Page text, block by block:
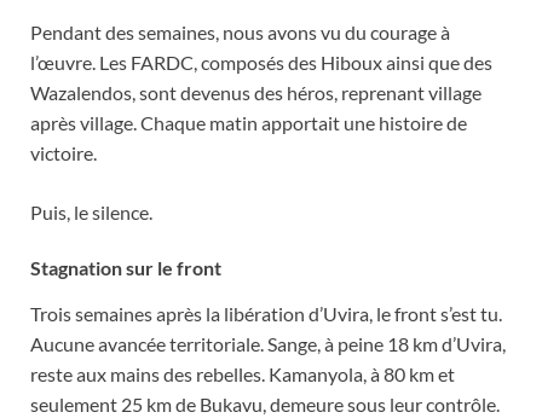
Pendant des semaines, nous avons vu du courage à
l’œuvre. Les FARDC, composés des Hiboux ainsi que des
Wazalendos, sont devenus des héros, reprenant village
après village. Chaque matin apportait une histoire de
victoire.
Puis, le silence.
Stagnation sur le front
Trois semaines après la libération d’Uvira, le front s’est tu.
Aucune avancée territoriale. Sange, à peine 18 km d’Uvira,
reste aux mains des rebelles. Kamanyola, à 80 km et
seulement 25 km de Bukavu, demeure sous leur contrôle.